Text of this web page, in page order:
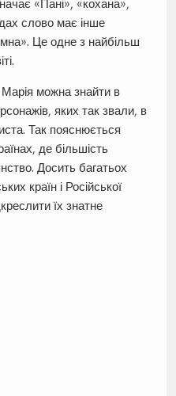
«Пані», «кохана»,
слово має інше
Це одне з найбільш
Марія можна знайти в
яких так звали, в
Так пояснюється
де більшість
Досить багатьох
країн і Російської
їх знатне